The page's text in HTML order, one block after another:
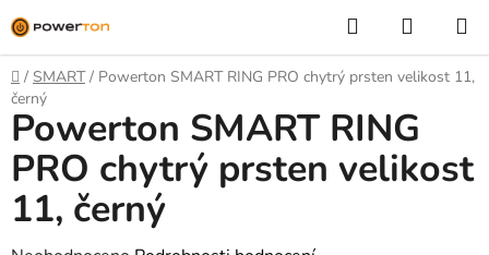
na
obsah
Hledat
KOŠÍK
Domů
/ SMART / Powerton SMART RING PRO chytrý prsten velikost 11,
černý
Powerton SMART RING
PRO chytrý prsten velikost
11, černý